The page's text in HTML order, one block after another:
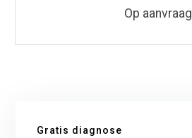
Op aanvraag
Gratis diagnose